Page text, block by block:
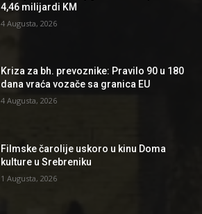
4,46 milijardi KM
4 Augusta, 2026
Kriza za bh. prevoznike: Pravilo 90 u 180
dana vraća vozače sa granica EU
4 Augusta, 2026
Filmske čarolije uskoro u kinu Doma
kulture u Srebreniku
1 Augusta, 2026